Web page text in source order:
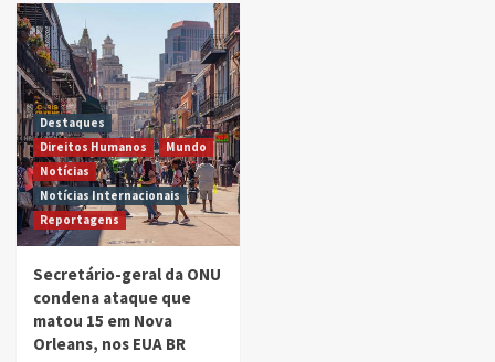
Destaques
Direitos Humanos
Mundo
Notícias
Notícias Internacionais
Reportagens
Secretário-geral da ONU
condena ataque que
matou 15 em Nova
Orleans, nos EUA BR